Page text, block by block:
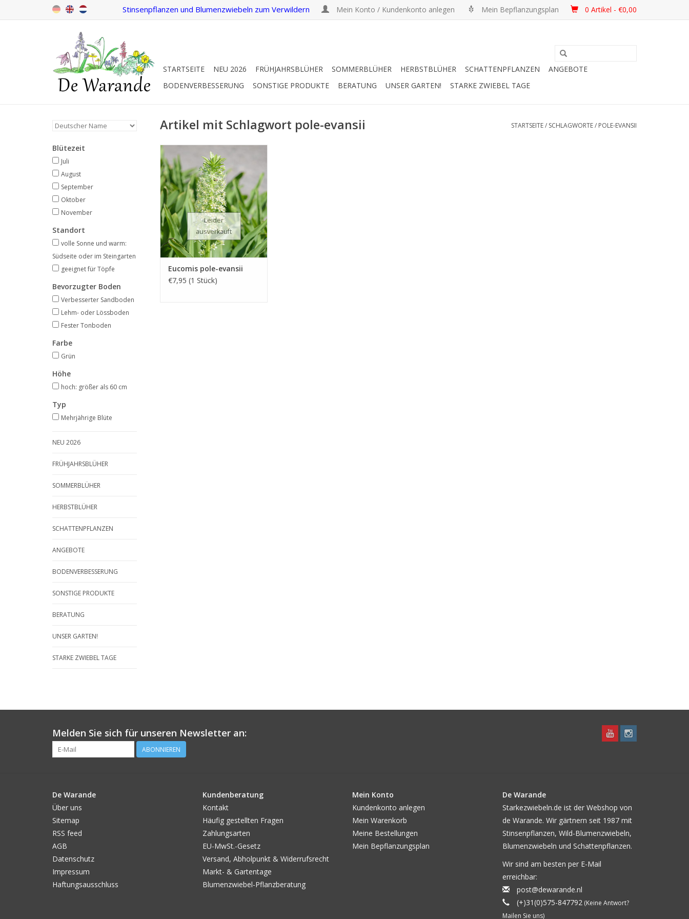
Stinsenpflanzen und Blumenzwiebeln zum Verwildern Mein Konto / Kundenkonto anlegen Mein Bepflanzungsplan 0 Artikel - €0,00
STARTSEITE NEU 2026 FRÜHJAHRSBLÜHER SOMMERBLÜHER HERBSTBLÜHER SCHATTENPFLANZEN
ANGEBOTE
BODENVERBESSERUNG
SONSTIGE PRODUKTE BERATUNG UNSER GARTEN! STARKE ZWIEBEL TAGE
Blütezeit
Juli
August
September
Oktober
November
Standort
volle Sonne und warm:
Südseite oder im Steingarten
geeignet für Töpfe
Bevorzugter Boden
Verbesserter Sandboden
Lehm- oder Lössboden
Fester Tonboden
Farbe
Grün
Höhe
hoch: größer als 60 cm
Typ
Mehrjährige Blüte
NEU 2026
FRÜHJAHRSBLÜHER
SOMMERBLÜHER
HERBSTBLÜHER
SCHATTENPFLANZEN
ANGEBOTE
BODENVERBESSERUNG
SONSTIGE PRODUKTE
BERATUNG
UNSER GARTEN!
STARKE ZWIEBEL TAGE
Artikel mit Schlagwort pole-evansii STARTSEITE/ SCHLAGWORTE/ POLE-EVANSII
Leider
ausverkauft
Ananaslilie/Schopflilie
Juli bis November, weiss-grün,
120 cm
Die grösste Eucomis
INFO
Eucomis pole-evansii
€7,95 (1 Stück)
Melden Sie sich für unseren Newsletter an:
ABONNIEREN
De Warande
Über uns
Sitemap
RSS feed
AGB
Datenschutz
Impressum
Haftungsausschluss
Kundenberatung
Kontakt
Häufig gestellten Fragen
Zahlungsarten
EU-MwSt.-Gesetz
Versand, Abholpunkt & Widerrufsrecht
Markt- & Gartentage
Blumenzwiebel-Pflanzberatung
Mein Konto
Kundenkonto anlegen
Mein Warenkorb
Meine Bestellungen
Mein Bepflanzungsplan
De Warande
Starkezwiebeln.de ist der Webshop von
de Warande. Wir gärtnern seit 1987 mit
Stinsenpflanzen, Wild-Blumenzwiebeln,
Blumenzwiebeln und Schattenpflanzen.
Wir sind am besten per E-Mail
erreichbar:
post@dewarande.nl
(+)31(0)575-847792(Keine Antwort?
Mailen Sie uns)